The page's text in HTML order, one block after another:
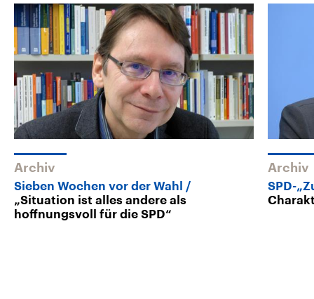
Archiv
Sieben Wochen vor der Wahl
„Situation ist alles andere als
hoffnungsvoll für die SPD“
Archiv
SPD-